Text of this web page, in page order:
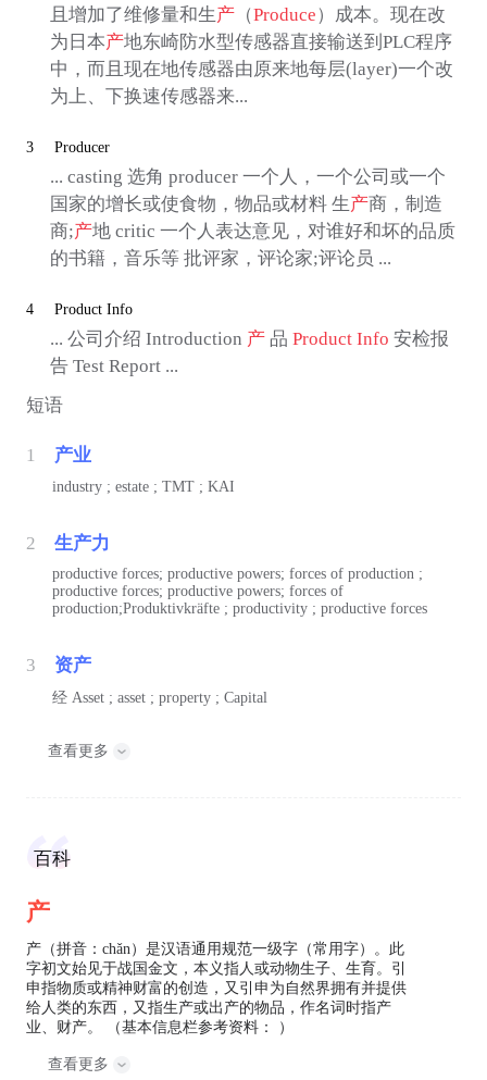
且增加了维修量和生产（Produce）成本。现在改
为日本产地东崎防水型传感器直接输送到PLC程序
中，而且现在地传感器由原来地每层(layer)一个改
为上、下换速传感器来...
3 Producer
... casting 选角 producer 一个人，一个公司或一个
国家的增长或使食物，物品或材料 生产商，制造
商;产地 critic 一个人表达意见，对谁好和坏的品质
的书籍，音乐等 批评家，评论家;评论员 ...
4 Product Info
... 公司介绍 Introduction 产品 Product Info 安检报
告 Test Report ...
短语
1 产业
industry ; estate ; TMT ; KAI
2 生产力
productive forces; productive powers; forces of production ;
productive forces; productive powers; forces of
production;Produktivkräfte ; productivity ; productive forces
3 资产
经 Asset ; asset ; property ; Capital
查看更多
百科
产
产（拼音：chǎn）是汉语通用规范一级字（常用字）。此
字初文始见于战国金文，本义指人或动物生子、生育。引
申指物质或精神财富的创造，又引申为自然界拥有并提供
给人类的东西，又指生产或出产的物品，作名词时指产
业、财产。 （基本信息栏参考资料： ）
查看更多